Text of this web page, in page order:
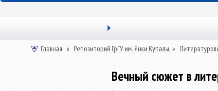
Главная » Репозиторий ГрГУ им. Янки Купалы »
Вечный сюжет в